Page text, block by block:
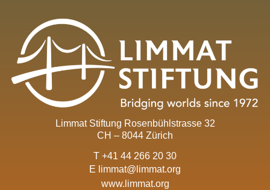
Limmat Stiftung Rosenbühlstrasse 32
CH – 8044 Zürich
T +41 44 266 20 30
E limmat@limmat.org
www.limmat.org